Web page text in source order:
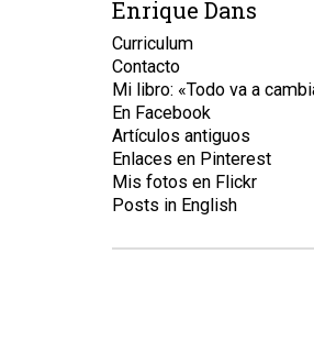
Enrique Dans
Curriculum
Contacto
Mi libro: «Todo va a
En Facebook
Artículos antiguos
Enlaces en Pinterest
Mis fotos en Flickr
Posts in English